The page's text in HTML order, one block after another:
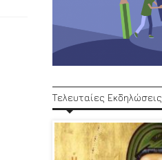
Τελευταίες Εκδηλώσεις